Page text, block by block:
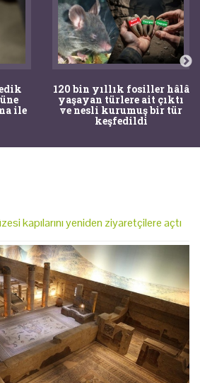
ile
120 bin yıllık fosiller hâlâ
yaşayan türlere ait çıktı
ve nesli kurumuş bir tür
keşfedildi
kapılarını yeniden ziyaretçilere açtı